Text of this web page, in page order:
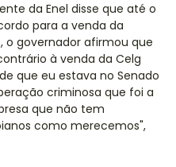
da Enel disse que até o
para a venda da
o governador afirmou que
à venda da Celg
que eu estava no Senado
criminosa que foi a
que não tem
como merecemos",